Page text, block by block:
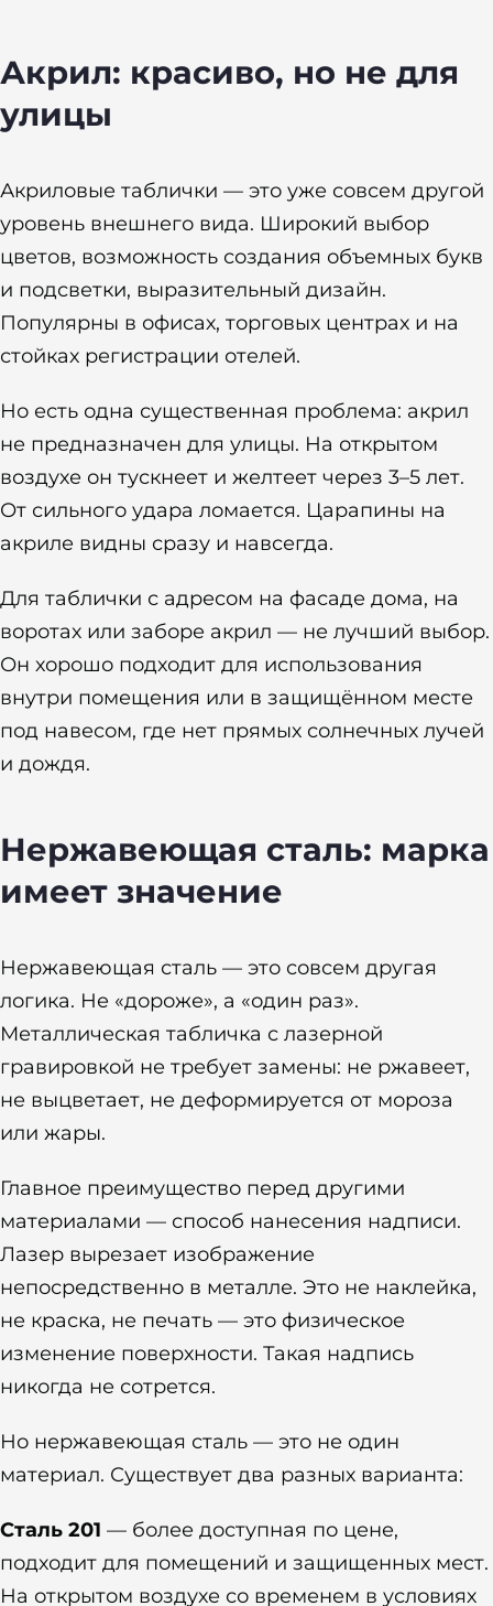
Акрил: красиво, но не для
улицы
Акриловые таблички — это уже совсем другой
уровень внешнего вида. Широкий выбор
цветов, возможность создания объемных букв
и подсветки, выразительный дизайн.
Популярны в офисах, торговых центрах и на
стойках регистрации отелей.
Но есть одна существенная проблема: акрил
не предназначен для улицы. На открытом
воздухе он тускнеет и желтеет через 3–5 лет.
От сильного удара ломается. Царапины на
акриле видны сразу и навсегда.
Для таблички с адресом на фасаде дома, на
воротах или заборе акрил — не лучший выбор.
Он хорошо подходит для использования
внутри помещения или в защищённом месте
под навесом, где нет прямых солнечных лучей
и дождя.
Нержавеющая сталь: марка
имеет значение
Нержавеющая сталь — это совсем другая
логика. Не «дороже», а «один раз».
Металлическая табличка с лазерной
гравировкой не требует замены: не ржавеет,
не выцветает, не деформируется от мороза
или жары.
Главное преимущество перед другими
материалами — способ нанесения надписи.
Лазер вырезает изображение
непосредственно в металле. Это не наклейка,
не краска, не печать — это физическое
изменение поверхности. Такая надпись
никогда не сотрется.
Но нержавеющая сталь — это не один
материал. Существует два разных варианта:
Сталь 201 — более доступная по цене,
подходит для помещений и защищенных мест.
На открытом воздухе со временем в условиях